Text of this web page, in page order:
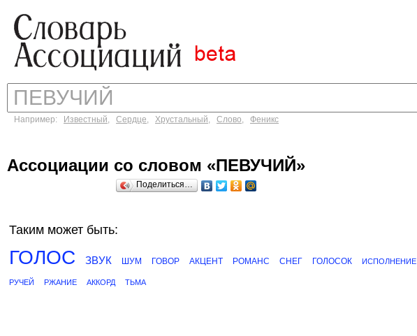
Например: Известный, Сердце, Хрустальный, Слово, Феникс
Ассоциации со словом «ПЕВУЧИЙ»
Поделиться…
Таким может быть:
ГОЛОС ЗВУК ШУМ ГОВОР АКЦЕНТ РОМАНС СНЕГ ГОЛОСОК ИСПОЛНЕНИЕ
РУЧЕЙ РЖАНИЕ АККОРД ТЬМА